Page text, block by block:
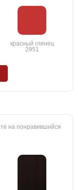
красный глянец
2951
на понравившийся